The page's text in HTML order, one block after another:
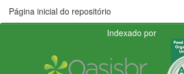
Página inicial do repositório
Indexado por